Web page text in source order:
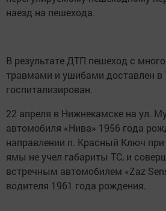
наезд на пешехода.
В результате ДТП пешеход с
травмами и ушибами доставлен в
госпитализирован.
22 апреля в Нижнекамске на ул.
автомобиля «Нива» 1956 года
направлении п. Красный Ключ
ямы не учел габариты ТС, и
встречным автомобилем «Zaz
водителя 1961 года рождения.